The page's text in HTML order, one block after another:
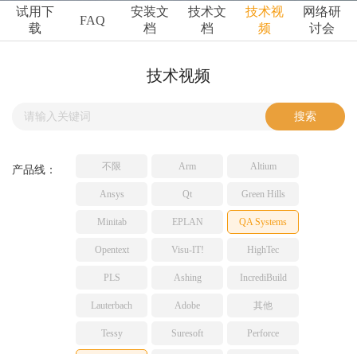
Ansys
Perforce
TESSY
亿道动态
市场活动
技术文档
网络研讨会
试用下
载
FAQ
安装文
档
技术文
档
技术视
频
网络研
讨会
技术视频
产品线： 不限 Arm Altium
Ansys Qt Green Hills
Minitab EPLAN QA Systems
Opentext Visu-IT! HighTec
PLS Ashing IncrediBuild
Lauterbach Adobe 其他
Tessy Suresoft Perforce